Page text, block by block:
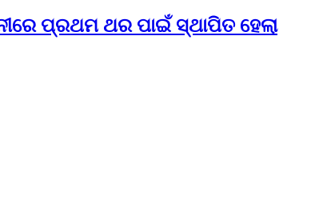
ପ୍ରଥମ ଥର ପାଇଁ ସ୍ଥାପିତ ହେଲା